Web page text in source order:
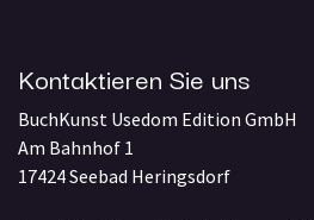
Kontaktieren Sie uns
BuchKunst Usedom Edition GmbH
Am Bahnhof 1
17424 Seebad Heringsdorf